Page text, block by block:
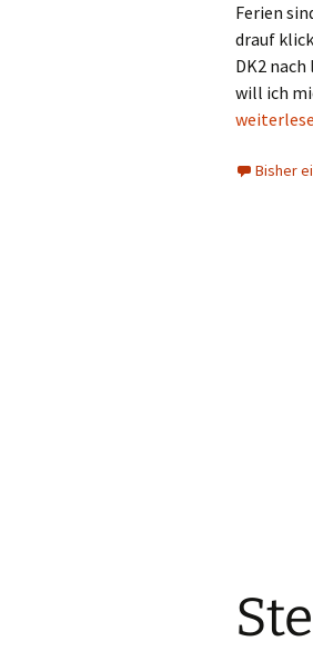
Ferien
drauf
DK2
will ich
Oculus
Bisher